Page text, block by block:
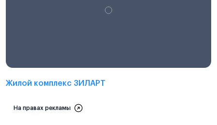
Жилой комплекс ЗИЛАРТ
На правах рекламы